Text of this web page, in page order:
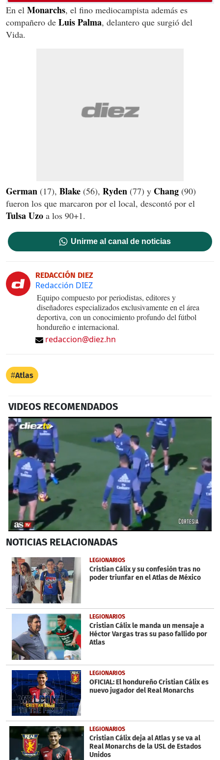
En el Monarchs, el fino mediocampista además es
compañero de LuisPalma, delantero que surgió del
Vida.
German (17), Blake (56), Ryden (77) y Chang (90)
fueron los que marcaron por el local, descontó por el
TulsaUzo a los 90+1.
Unirme al canal de noticias
REDACCIÓN DIEZ
Redacción DIEZ
Equipo compuesto por periodistas, editores y
diseñadores especializados exclusivamente en el área
deportiva, con un conocimiento profundo del fútbol
hondureño e internacional.
redaccion@diez.hn
Atlas
VIDEOS RECOMENDADOS
seconds
32
seconds
NOTICIAS RELACIONADAS
LEGIONARIOS
Cristian Cálix y su confesión tras no
poder triunfar en el Atlas de México
LEGIONARIOS
Cristian Cálix le manda un mensaje a
Héctor Vargas tras su paso fallido por
Atlas
LEGIONARIOS
OFICIAL: El hondureño Cristian Cálix es
nuevo jugador del Real Monarchs
LEGIONARIOS
Cristian Cálix deja al Atlas y se va al
Real Monarchs de la USL de Estados
Unidos